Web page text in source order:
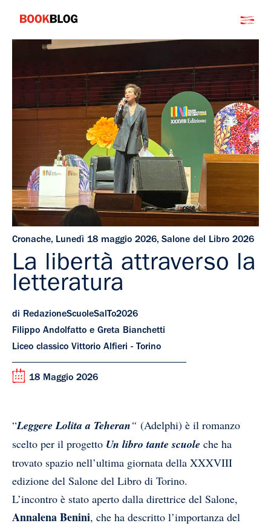
contenuto
Bookblog
Cronache, Lunedì 18 maggio 2026, Salone del Libro 2026
La libertà attraverso la
letteratura
di RedazioneScuoleSalTo2026
Filippo Andolfatto e Greta Bianchetti
Liceo classico Vittorio Alfieri - Torino
18 Maggio 2026
“Leggere Lolita a Teheran“ (Adelphi) è il romanzo
scelto per il progetto Un libro tante scuole che ha
trovato spazio nell’ultima giornata della XXXVIII
edizione del Salone del Libro di Torino.
L’incontro è stato aperto dalla direttrice del Salone,
Annalena Benini, che ha descritto l’importanza del